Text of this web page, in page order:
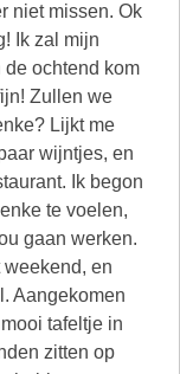
niet missen. Ok
Ik zal mijn
ochtend kom
Zullen we
Lijkt me
wijntjes, en
Ik begon
te voelen,
gaan werken.
weekend, en
Aangekomen
tafeltje in
zitten op